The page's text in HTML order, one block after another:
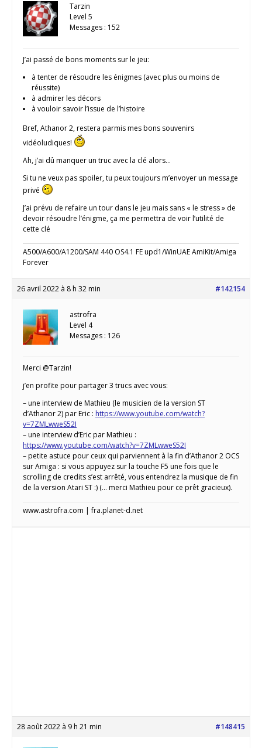
Tarzin
Level 5
Messages : 152
J’ai passé de bons moments sur le jeu:
à tenter de résoudre les énigmes (avec plus ou moins de
réussite)
à admirer les décors
à vouloir savoir l’issue de l’histoire
Bref, Athanor 2, restera parmis mes bons souvenirs
vidéoludiques!
Ah, j’ai dû manquer un truc avec la clé alors…
Si tu ne veux pas spoiler, tu peux toujours m’envoyer un message
privé
J’ai prévu de refaire un tour dans le jeu mais sans « le stress » de
devoir résoudre l’énigme, ça me permettra de voir l’utilité de
cette clé
A500/A600/A1200/SAM 440 OS4.1 FE upd1/WinUAE AmiKit/Amiga
Forever
26 avril 2022 à 8 h 32 min #142154
astrofra
Level 4
Messages : 126
Merci @Tarzin!
j’en profite pour partager 3 trucs avec vous:
– une interview de Mathieu (le musicien de la version ST
d’Athanor 2) par Eric : https://www.youtube.com/watch?
v=7ZMLwweS52I
– une interview d’Eric par Mathieu :
https://www.youtube.com/watch?v=7ZMLwweS52I
– petite astuce pour ceux qui parviennent à la fin d’Athanor 2 OCS
sur Amiga : si vous appuyez sur la touche F5 une fois que le
scrolling de credits s’est arrêté, vous entendrez la musique de fin
de la version Atari ST :) (… merci Mathieu pour ce prêt gracieux).
www.astrofra.com | fra.planet-d.net
28 août 2022 à 9 h 21 min #148415